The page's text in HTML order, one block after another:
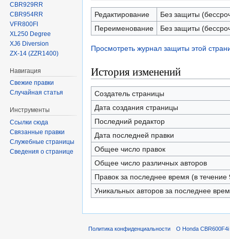
Редактирование
Без защиты
Переименование
Без защиты
Просмотреть журнал защиты этой
История изменений
Создатель страницы
Дата создания страницы
Последний редактор
Дата последней правки
Общее число правок
Общее число различных авторов
Правок за последнее время (в течение
Уникальных авторов за последнее
CBR929RR
CBR954RR
VFR800FI
XL250 Degree
XJ6 Diversion
ZX-14 (ZZR1400)
Навигация
Свежие правки
Случайная статья
Инструменты
Ссылки сюда
Связанные правки
Служебные страницы
Сведения о странице
Политика конфиденциальности О Honda CBR600F4i